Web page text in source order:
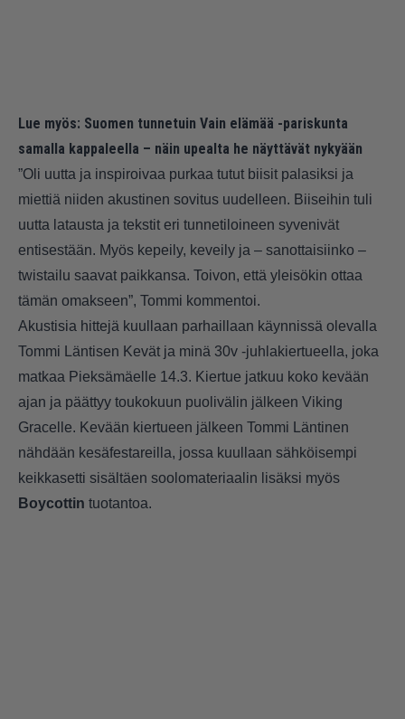
Lue myös: Suomen tunnetuin Vain elämää -pariskunta
samalla kappaleella – näin upealta he näyttävät nykyään
”Oli uutta ja inspiroivaa purkaa tutut biisit palasiksi ja
miettiä niiden akustinen sovitus uudelleen. Biiseihin tuli
uutta latausta ja tekstit eri tunnetiloineen syvenivät
entisestään. Myös kepeily, keveily ja – sanottaisiinko –
twistailu saavat paikkansa. Toivon, että yleisökin ottaa
tämän omakseen”, Tommi kommentoi.
Akustisia hittejä kuullaan parhaillaan käynnissä olevalla
Tommi Läntisen Kevät ja minä 30v -juhlakiertueella, joka
matkaa Pieksämäelle 14.3. Kiertue jatkuu koko kevään
ajan ja päättyy toukokuun puolivälin jälkeen Viking
Gracelle. Kevään kiertueen jälkeen Tommi Läntinen
nähdään kesäfestareilla, jossa kuullaan sähköisempi
keikkasetti sisältäen soolomateriaalin lisäksi myös
Boycottin tuotantoa.